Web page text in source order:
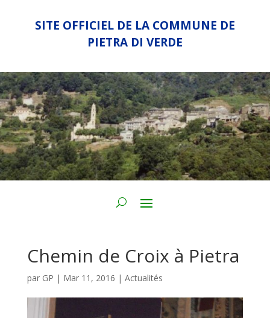
SITE OFFICIEL DE LA COMMUNE DE
PIETRA DI VERDE
Chemin de Croix à Pietra
par GP | Mar 11, 2016 | Actualités